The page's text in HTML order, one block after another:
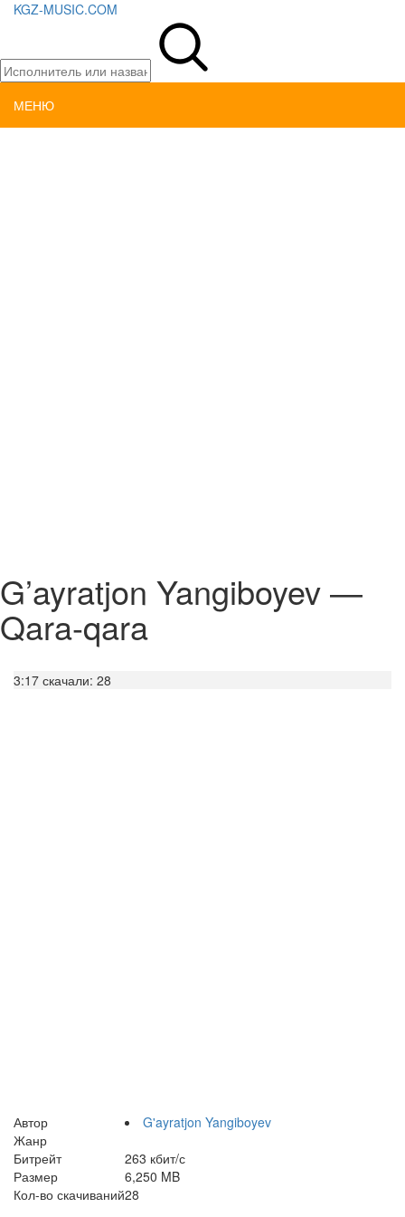
KGZ-MUSIC.COM
МЕНЮ
G’ayratjon Yangiboyev —
Qara-qara
3:17 скачали: 28
Автор
G'ayratjon Yangiboyev
Жанр
Битрейт
263 кбит/с
Размер
6,250 MB
Кол-во скачиваний28